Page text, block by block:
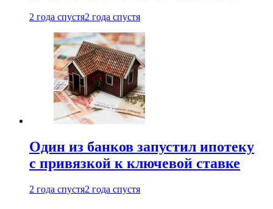
2 года спустя2 года спустя
Один из банков запустил ипотеку
с привязкой к ключевой ставке
2 года спустя2 года спустя